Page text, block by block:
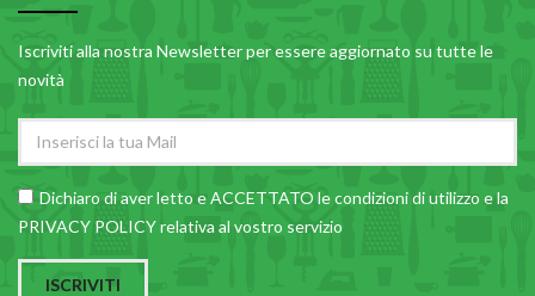
SCALE E SGABELLI
STOFFA
TENDI E STIRA
TUTTO PER L'OLIO
UTENSILI IN CUCINA
ZERBINI
Iscriviti alla nostra Newsletter per essere aggiornato su tutte le
novità
Dichiaro di aver letto e ACCETTATO lecondizioni di utilizzo e la
PRIVACY POLICY relativa al vostro servizio
ISCRIVITI